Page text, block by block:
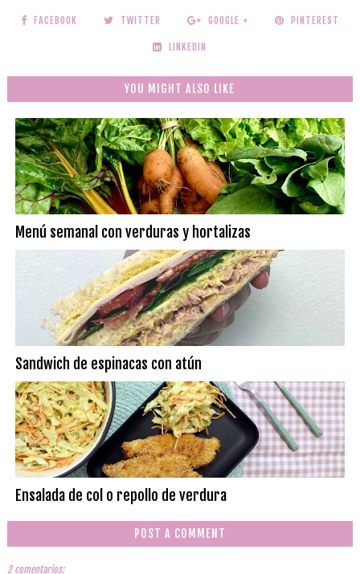
FACEBOOK TWITTER GOOGLE + PINTEREST
LINKEDIN
YOU MIGHT ALSO LIKE
Menú semanal con verduras y hortalizas
Sandwich de espinacas con atún
Ensalada de col o repollo de verdura
POST A COMMENT
2 comentarios: